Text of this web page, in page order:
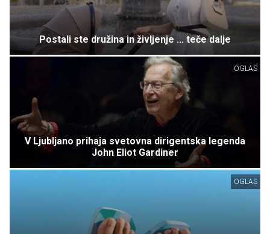
Postali ste družina in življenje ... teče dalje
OGLAS
V Ljubljano prihaja svetovna dirigentska legenda
John Eliot Gardiner
OGLAS